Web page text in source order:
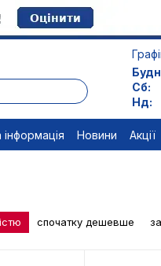
Сб:
Нд:
Новини
Акції
спочатку дешевше